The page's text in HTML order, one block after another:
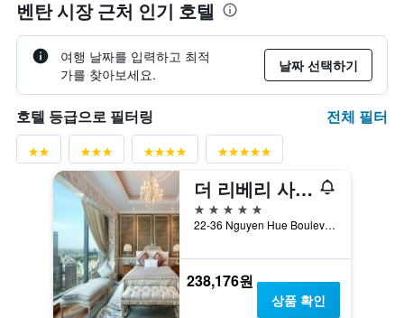
벤탄 시장 근처 인기 호텔
여행 날짜를 입력하고 최적
가를 찾아보세요.
날짜 선택하기
호텔 등급으로 필터링 전체 필터
더 리베리 사이공
5성급
22-36 Nguyen Hue Boulevard, 호치민, 베트남
238,176원
상품 확인